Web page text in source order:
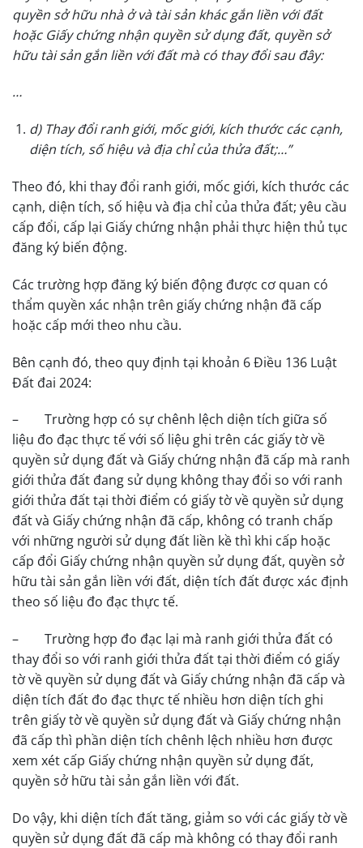
quyền sở hữu nhà ở và tài sản khác gắn liền với đất
hoặc Giấy chứng nhận quyền sử dụng đất, quyền sở
hữu tài sản gắn liền với đất mà có thay đổi sau đây:
…
d) Thay đổi ranh giới, mốc giới, kích thước các cạnh,
diện tích, số hiệu và địa chỉ của thửa đất;…”
Theo đó, khi thay đổi ranh giới, mốc giới, kích thước các
cạnh, diện tích, số hiệu và địa chỉ của thửa đất; yêu cầu
cấp đổi, cấp lại Giấy chứng nhận phải thực hiện thủ tục
đăng ký biến động.
Các trường hợp đăng ký biến động được cơ quan có
thẩm quyền xác nhận trên giấy chứng nhận đã cấp
hoặc cấp mới theo nhu cầu.
Bên cạnh đó, theo quy định tại khoản 6 Điều 136 Luật
Đất đai 2024:
– Trường hợp có sự chênh lệch diện tích giữa số
liệu đo đạc thực tế với số liệu ghi trên các giấy tờ về
quyền sử dụng đất và Giấy chứng nhận đã cấp mà ranh
giới thửa đất đang sử dụng không thay đổi so với ranh
giới thửa đất tại thời điểm có giấy tờ về quyền sử dụng
đất và Giấy chứng nhận đã cấp, không có tranh chấp
với những người sử dụng đất liền kề thì khi cấp hoặc
cấp đổi Giấy chứng nhận quyền sử dụng đất, quyền sở
hữu tài sản gắn liền với đất, diện tích đất được xác định
theo số liệu đo đạc thực tế.
– Trường hợp đo đạc lại mà ranh giới thửa đất có
thay đổi so với ranh giới thửa đất tại thời điểm có giấy
tờ về quyền sử dụng đất và Giấy chứng nhận đã cấp và
diện tích đất đo đạc thực tế nhiều hơn diện tích ghi
trên giấy tờ về quyền sử dụng đất và Giấy chứng nhận
đã cấp thì phần diện tích chênh lệch nhiều hơn được
xem xét cấp Giấy chứng nhận quyền sử dụng đất,
quyền sở hữu tài sản gắn liền với đất.
Do vậy, khi diện tích đất tăng, giảm so với các giấy tờ về
quyền sử dụng đất đã cấp mà không có thay đổi ranh